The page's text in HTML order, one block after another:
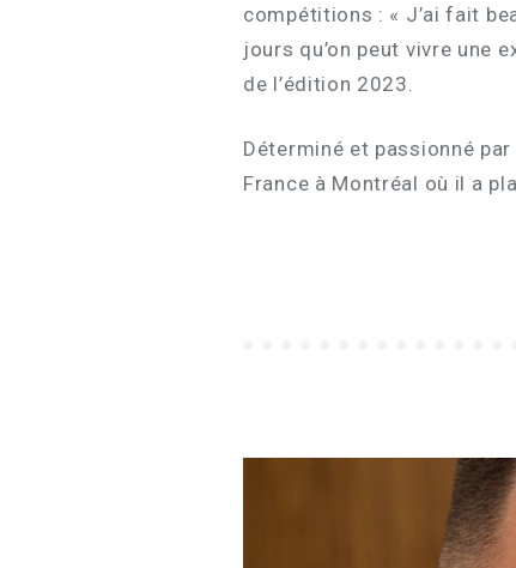
compétitions : « J’ai fait
jours qu’on peut vivre une
de l’édition 2023.
Déterminé et passionné
France à Montréal où il a